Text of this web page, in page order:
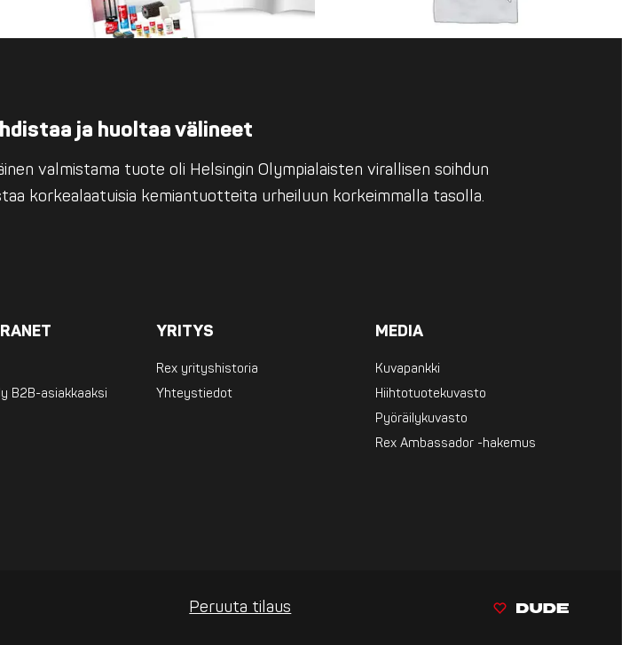
ja huoltaa välineet
valmistama tuote oli Helsingin Olympialaisten virallisen soihdun
korkealaatuisia kemiantuotteita urheiluun korkeimmalla tasolla.
B2B-asiakkaaksi
YRITYS
Rex yrityshistoria
Yhteystiedot
MEDIA
Kuvapankki
Hiihtotuotekuvasto
Pyöräilykuvasto
Rex Ambassador -hakemus
Peruuta tilaus